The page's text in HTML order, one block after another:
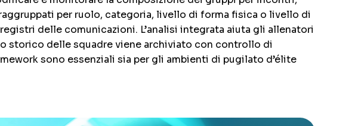
per ruolo, categoria, livello di forma fisica o livello di
delle comunicazioni. L’analisi integrata aiuta gli allenatori
storico delle squadre viene archiviato con controllo di
sono essenziali sia per gli ambienti di pugilato d’élite